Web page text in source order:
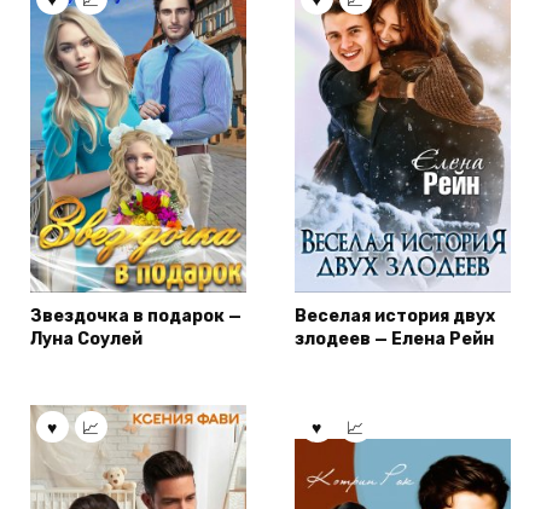
Звездочка в подарок —
Луна Соулей
Веселая история двух
злодеев — Елена Рейн